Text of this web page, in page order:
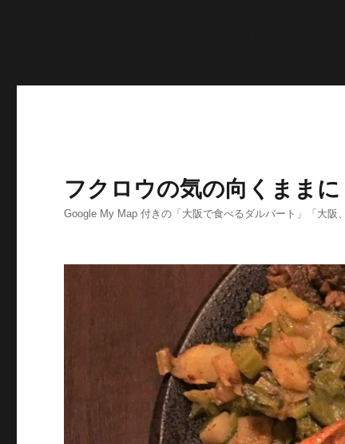
フクロウの気の向くままに
Google My Map 付きの「大阪で食べるダルバート」「大